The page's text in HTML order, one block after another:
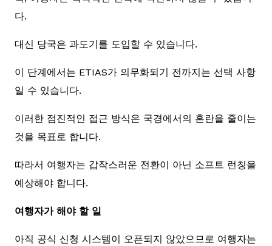
다.
대신 당국은 과도기를 도입할 수 있습니다.
이 단계에서는 ETIAS가 의무화되기 전까지는 선택 사항
일 수 있습니다.
이러한 점진적인 접근 방식은 국경에서의 혼란을 줄이는
것을 목표로 합니다.
따라서 여행자는 갑작스러운 전환이 아닌 소프트 런칭을
예상해야 합니다.
여행자가 해야 할 일
아직 공식 신청 시스템이 오픈되지 않았으므로 여행자는